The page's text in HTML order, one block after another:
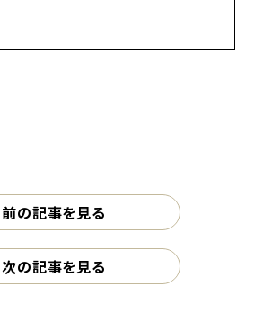
前の記事を見る
次の記事を見る